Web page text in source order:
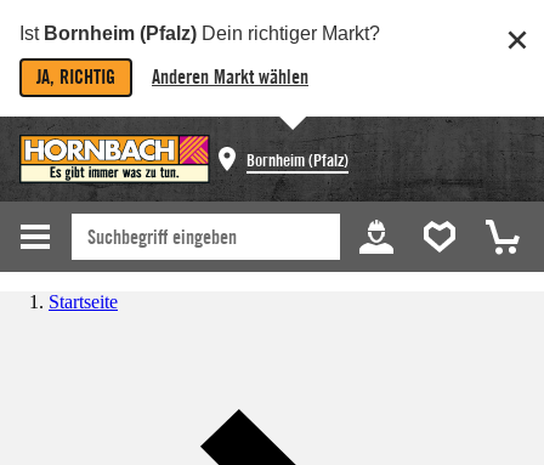
Ist Bornheim (Pfalz) Dein richtiger Markt?
JA, RICHTIG Anderen Markt wählen
Bornheim (Pfalz)
Startseite